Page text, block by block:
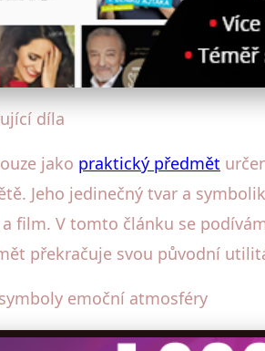
Od
Veselá
díla
jako praktický předmět
Jeho jedinečný tvar a
film. V tomto článku se
překračuje svou původní
symboly emoční atmosféry